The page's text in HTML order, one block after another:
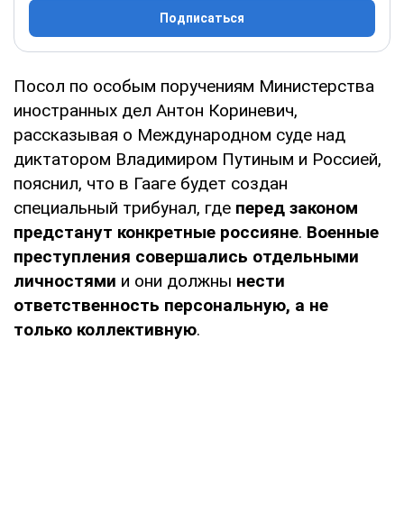
Подписаться
Посол по особым поручениям Министерства
иностранных дел Антон Кориневич,
рассказывая о Международном суде над
диктатором Владимиром Путиным и Россией,
пояснил, что в Гааге будет создан
специальный трибунал, где перед законом
предстанут конкретные россияне. Военные
преступления совершались отдельными
личностями и они должны нести
ответственность персональную, а не
только коллективную.